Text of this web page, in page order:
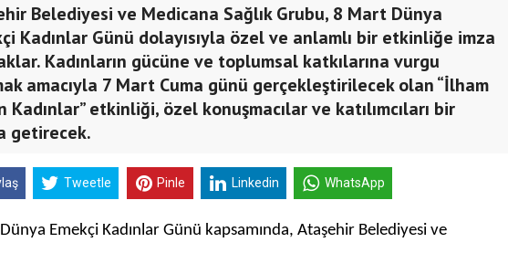
Belediyesi ve Medicana Sağlık Grubu, 8 Mart Dünya
Kadınlar Günü dolayısıyla özel ve anlamlı bir etkinliğe imza
Kadınların gücüne ve toplumsal katkılarına vurgu
amacıyla 7 Mart Cuma günü gerçekleştirilecek olan “İlham
Kadınlar” etkinliği, özel konuşmacılar ve katılımcıları bir
getirecek.
Tweetle Pinle Linkedin WhatsApp
Emekçi Kadınlar Günü kapsamında, Ataşehir Belediyesi ve